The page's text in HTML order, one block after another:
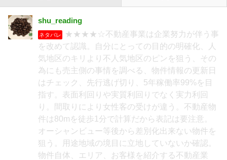
shu_reading
ネタバレ
★★★★☆不動産事業は企業努力が伴う事
を改めて認識。自分にとっての目的の明確化、人
気地区のキリより不人気地区のピンを狙う、その
為にも売主側の事情を調べる、物件情報の更新日
はチェック、先行逃げ切り、5年稼働率99%を目
指す。表面利回りや実質利回りでなく実力利回
り。間取りにより女性客の受けが違う。不動産物
件は80mを徒歩1分で計算だから表記は要注意。
オーシャンビュー等後から差別化出来ない物件を
狙う。用途地域の境目に立地していないか確認。
物件自体、エリア、お客様を紹介する不動産業